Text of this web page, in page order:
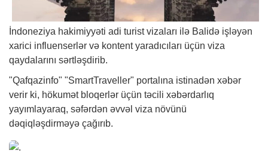
İndoneziya hakimiyyəti adi turist vizaları ilə Balidə işləyən
xarici influenserlər və kontent yaradıcıları üçün viza
qaydalarını sərtləşdirib.
"Qafqazinfo" "SmartTraveller" portalına istinadən xəbər
verir ki, hökumət bloqerlər üçün təcili xəbərdarlıq
yayımlayaraq, səfərdən əvvəl viza növünü
dəqiqləşdirməyə çağırıb.